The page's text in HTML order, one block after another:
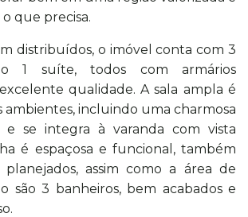
que precisa.
distribuídos, o imóvel conta com 3
1 suíte, todos com armários
qualidade. A sala ampla é
ambientes, incluindo uma charmosa
e se integra à varanda com vista
é espaçosa e funcional, também
assim como a área de
são 3 banheiros, bem acabados e